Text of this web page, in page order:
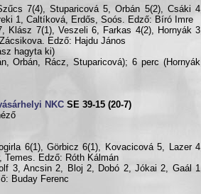
7(4), Stuparicová 5, Orbán 5(2), Csáki 4,
1, Caltíková, Erdős, Soós. Edző: Bíró Imre
Klász 7(1), Veszeli 6, Farkas 4(2), Hornyák 3,
Edző: Hajdu János
hagyta ki)
Orbán, Rácz, Stuparicová); 6 perc (Hornyák,
NKC SE 39-15 (20-7)
6(1), Görbicz 6(1), Kovacicová 5, Lazer 4,
Temes. Edző: Róth Kálmán
3, Ancsin 2, Bloj 2, Dobó 2, Jókai 2, Gaál 1,
Buday Ferenc